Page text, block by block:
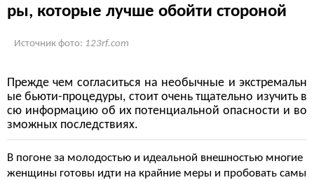
ры, которые лучше обойти стороной
Источник фото: 123rf.com
Прежде чем согласиться на необычные и экстремальн
ые бьюти-процедуры, стоит очень тщательно изучить в
сю информацию об их потенциальной опасности и во
зможных последствиях.
В погоне за молодостью и идеальной внешностью многие
женщины готовы идти на крайние меры и пробовать самы